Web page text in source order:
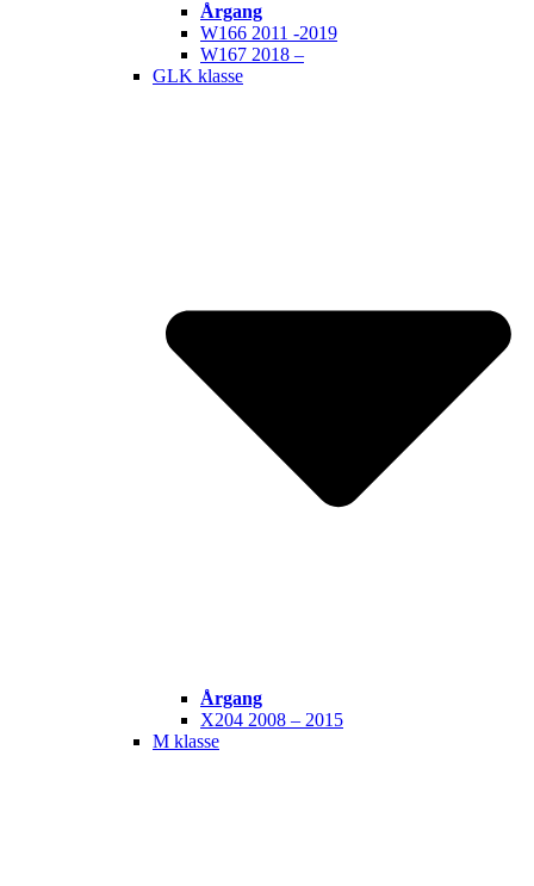
Årgang
W166 2011 -2019
W167 2018 –
GLK klasse
Årgang
X204 2008 – 2015
M klasse